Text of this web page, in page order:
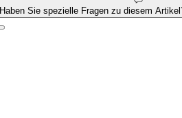
Haben Sie spezielle Fragen zu diesem